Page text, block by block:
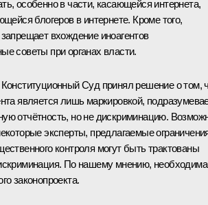
особенно в части, касающейся интернета,
блогеров в интернете. Кроме того,
запрещает вхождение иноагентов
советы при органах власти.
Суд принял решение о том,
является лишь маркировкой,
отчётность, но не дискриминацию.
эксперты, предлагаемые
контроля могут быть трактованы
По нашему мнению, необходима
законопроекта.